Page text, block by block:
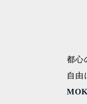
都心
自由